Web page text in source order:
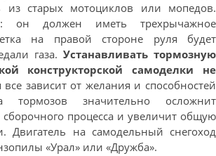
из старых мотоциклов или мопедов.
он должен иметь трехрычажное
на правой стороне руля будет
газа. Устанавливать тормозную
конструкторской самоделки не
все зависит от желания и способностей
тормозов значительно осложнит
сборочного процесса и увеличит общую
Двигатель на самодельный снегоход
«Урал» или «Дружба».